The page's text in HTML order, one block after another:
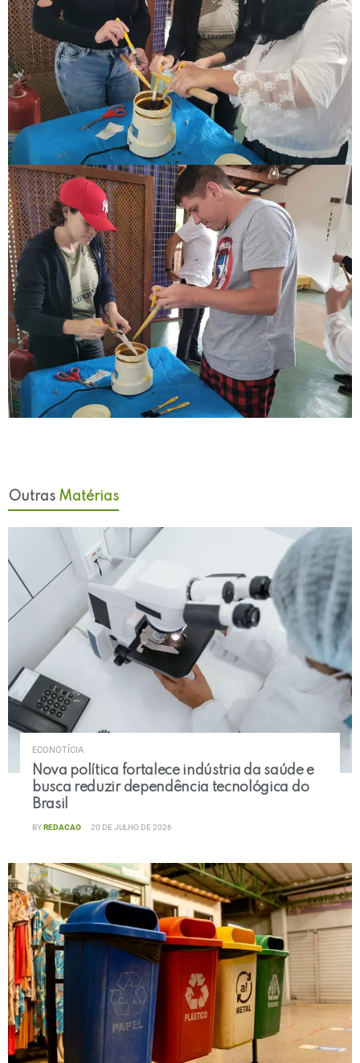
Outras Matérias
ECONOTÍCIA
Nova política fortalece indústria da saúde e
busca reduzir dependência tecnológica do
Brasil
BYREDACAO 20 DE JULHO DE 2026